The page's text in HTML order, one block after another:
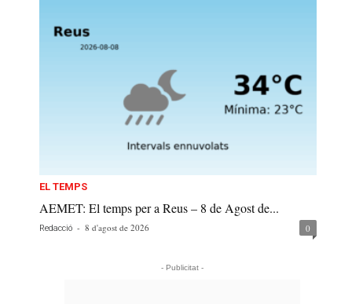
EL TEMPS
AEMET: El temps per a Reus – 8 de Agost de...
Redacció - 8 d'agost de 2026 0
- Publicitat -